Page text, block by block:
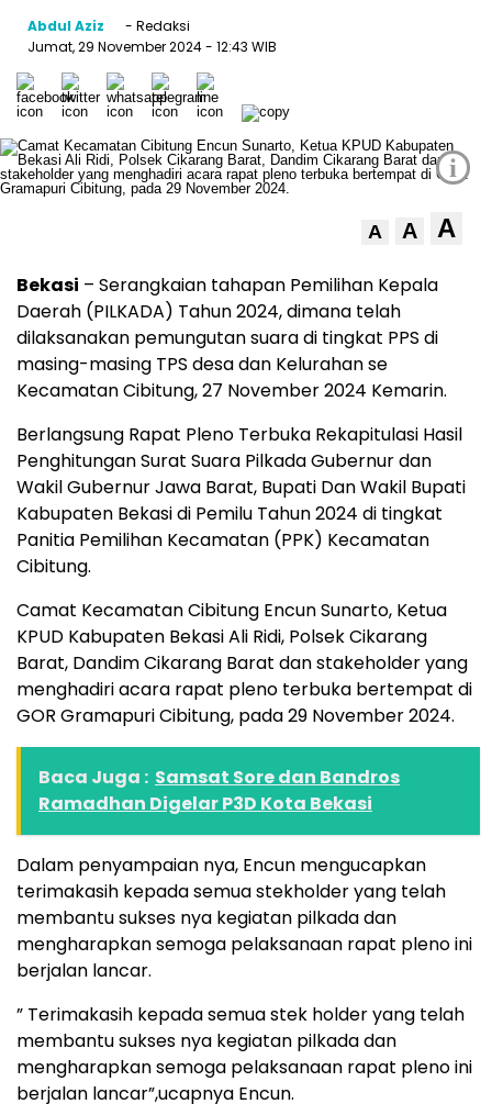
Abdul Aziz
- Redaksi
Jumat, 29 November 2024- 12:43 WIB
i
A A A
Bekasi – Serangkaian tahapan Pemilihan Kepala
Daerah (PILKADA) Tahun 2024, dimana telah
dilaksanakan pemungutan suara di tingkat PPS di
masing-masing TPS desa dan Kelurahan se
Kecamatan Cibitung, 27 November 2024 Kemarin.
Berlangsung Rapat Pleno Terbuka Rekapitulasi Hasil
Penghitungan Surat Suara Pilkada Gubernur dan
Wakil Gubernur Jawa Barat, Bupati Dan Wakil Bupati
Kabupaten Bekasi di Pemilu Tahun 2024 di tingkat
Panitia Pemilihan Kecamatan (PPK) Kecamatan
Cibitung.
Camat Kecamatan Cibitung Encun Sunarto, Ketua
KPUD Kabupaten Bekasi Ali Ridi, Polsek Cikarang
Barat, Dandim Cikarang Barat dan stakeholder yang
menghadiri acara rapat pleno terbuka bertempat di
GOR Gramapuri Cibitung, pada 29 November 2024.
Baca Juga : Samsat Sore dan Bandros
Ramadhan Digelar P3D Kota Bekasi
Dalam penyampaian nya, Encun mengucapkan
terimakasih kepada semua stekholder yang telah
membantu sukses nya kegiatan pilkada dan
mengharapkan semoga pelaksanaan rapat pleno ini
berjalan lancar.
” Terimakasih kepada semua stek holder yang telah
membantu sukses nya kegiatan pilkada dan
mengharapkan semoga pelaksanaan rapat pleno ini
berjalan lancar”,ucapnya Encun.